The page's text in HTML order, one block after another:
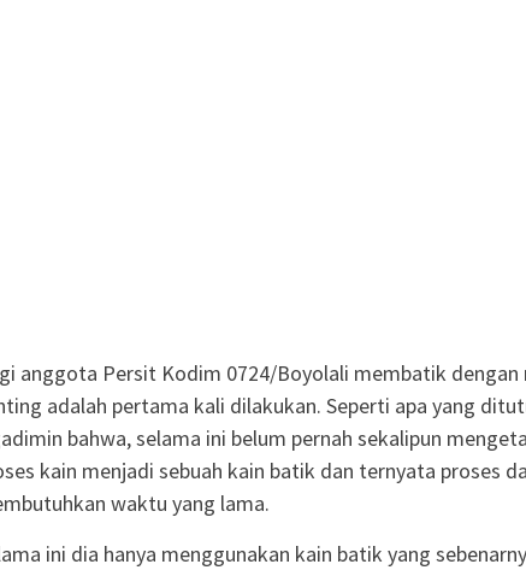
anggota Persit Kodim 0724/Boyolali membatik dengan
adalah pertama kali dilakukan. Seperti apa yang
bahwa, selama ini belum pernah sekalipun
kain menjadi sebuah kain batik dan ternyata proses
waktu yang lama.
ini dia hanya menggunakan kain batik yang